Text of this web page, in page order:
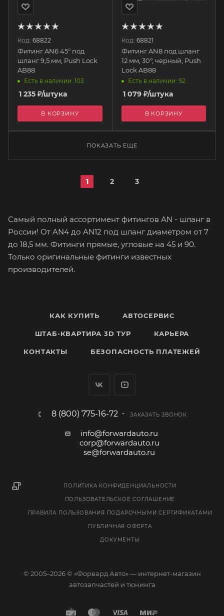
Код: 68822
Фитинг AN6 45° под
шланг 9,5 мм, Push Lock
AB88
Есть в наличии: 103
1 235 ₽/штука
В КОРЗИНУ
Код: 68821
Фитинг AN8 под шланг
12 мм, 30°, черный, Push
Lock AB88
Есть в наличии: 92
1 079₽/штука
В КОРЗИНУ
ПОКАЗАТЬ ЕЩЕ
1 2 3
Самый полный ассортимент фитингов AN - шланг в
России! От AN4 до AN12 под шланг диаметром от 7
до 18,5 мм. Фитинги прямые, угловые на 45 и 90.
Только оригинальные фитинги известных
производителей.
КАК КУПИТЬ АВТОСЕРВИС
ШТАБ-КВАРТИРА 3D ТУР КАРЬЕРА
КОНТАКТЫ БЕЗОПАСНОСТЬ ПЛАТЕЖЕЙ
8 (800) 775-16-72 ЗАКАЗАТЬ ЗВОНОК
info@forwardauto.ru
corp@forwardauto.ru
se@forwardauto.ru
ПОЛИТИКА КОНФИДЕНЦИАЛЬНОСТИ
ПОЛЬЗОВАТЕЛЬСКОЕ СОГЛАШЕНИЕ
ПРАВИЛА ПОЛЬЗОВАНИЯ ПОДАРОЧНЫМИ СЕРТИФИКАТАМИ
ПУБЛИЧНАЯ ОФЕРТА
ДОКУМЕНТЫ
© 2005–2026 © «Форвард Авто» — интернет-магазин
автозапчастей и тюнинга